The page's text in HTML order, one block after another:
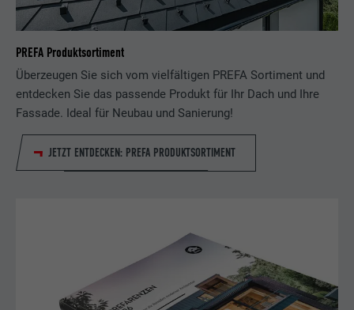
PREFA Produktsortiment
Überzeugen Sie sich vom vielfältigen PREFA Sortiment und
entdecken Sie das passende Produkt für Ihr Dach und Ihre
Fassade. Ideal für Neubau und Sanierung!
JETZT ENTDECKEN: PREFA PRODUKTSORTIMENT